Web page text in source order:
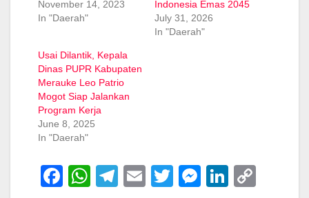
November 14, 2023
In "Daerah"
Indonesia Emas 2045
July 31, 2026
In "Daerah"
Usai Dilantik, Kepala
Dinas PUPR Kabupaten
Merauke Leo Patrio
Mogot Siap Jalankan
Program Kerja
June 8, 2025
In "Daerah"
F
W
T
E
T
M
Li